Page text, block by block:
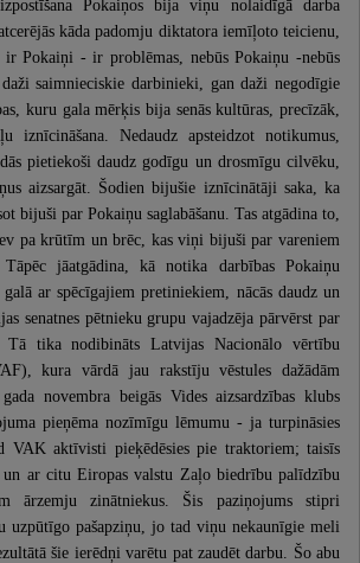
Pokaiņos bija viņu nolaidīgā darba
kāda padomju diktatora iemīļoto teicienu,
Pokaiņi - ir problēmas, nebūs Pokaiņu -nebūs
saimnieciskie darbinieki, gan daži negodīgie
kuru gala mērķis bija senās kultūras, precīzāk,
iznīcināšana. Nedaudz apsteidzot notikumus,
pietiekoši daudz godīgu un drosmīgu cilvēku,
aizsargāt. Šodien bijušie iznīcinātāji saka, ka
bijuši par Pokaiņu saglabāšanu. Tas atgādina to,
pa krūtīm un brēc, kas viņi bijuši par vareniem
jāatgādina, kā notika darbības Pokaiņu
ar spēcīgajiem pretiniekiem, nācās daudz un
senatnes pētnieku grupu vajadzēja pārvērst par
Tā tika nodibināts Latvijas Nacionālo vērtību
kura vārdā jau rakstīju vēstules dažādām
novembra beigās Vides aizsardzības klubs
pieņēma nozīmīgu lēmumu - ja turpināsies
VAK aktīvisti pieķēdēsies pie traktoriem; taisīs
un ar citu Eiropas valstu Zaļo biedrību palīdzību
ārzemju zinātniekus. Šis paziņojums stipri
uzpūtīgo pašapziņu, jo tad viņu nekaunīgie meli
šie ierēdņi varētu pat zaudēt darbu. Šo abu